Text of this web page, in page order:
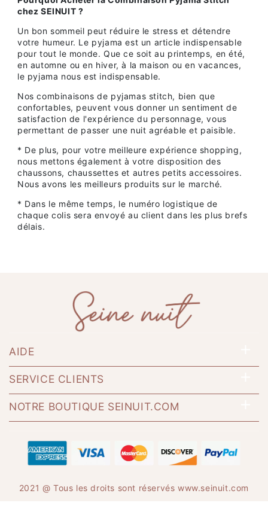
chez SEINUIT ?
Un bon sommeil peut réduire le stress et détendre
votre humeur. Le pyjama est un article indispensable
pour tout le monde. Que ce soit au printemps, en été,
en automne ou en hiver, à la maison ou en vacances,
le pyjama nous est indispensable.
Nos combinaisons de pyjamas stitch, bien que
confortables, peuvent vous donner un sentiment de
satisfaction de l'expérience du personnage, vous
permettant de passer une nuit agréable et paisible.
* De plus, pour votre meilleure expérience shopping,
nous mettons également à votre disposition des
chaussons, chaussettes et autres petits accessoires.
Nous avons les meilleurs produits sur le marché.
* Dans le même temps, le numéro logistique de
chaque colis sera envoyé au client dans les plus brefs
délais.
AIDE
SERVICE CLIENTS
NOTRE BOUTIQUE SEINUIT.COM
2021 @ Tous les droits sont réservéswww.seinuit.com